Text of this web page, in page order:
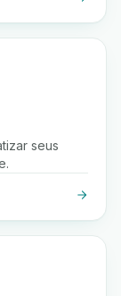
seus